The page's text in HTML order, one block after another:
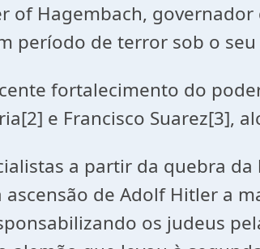
of Hagembach,
período de terror sob o
fortalecimento do
e Francisco Suarez[3],
a partir da quebra
de Adolf Hitler a
os judeus